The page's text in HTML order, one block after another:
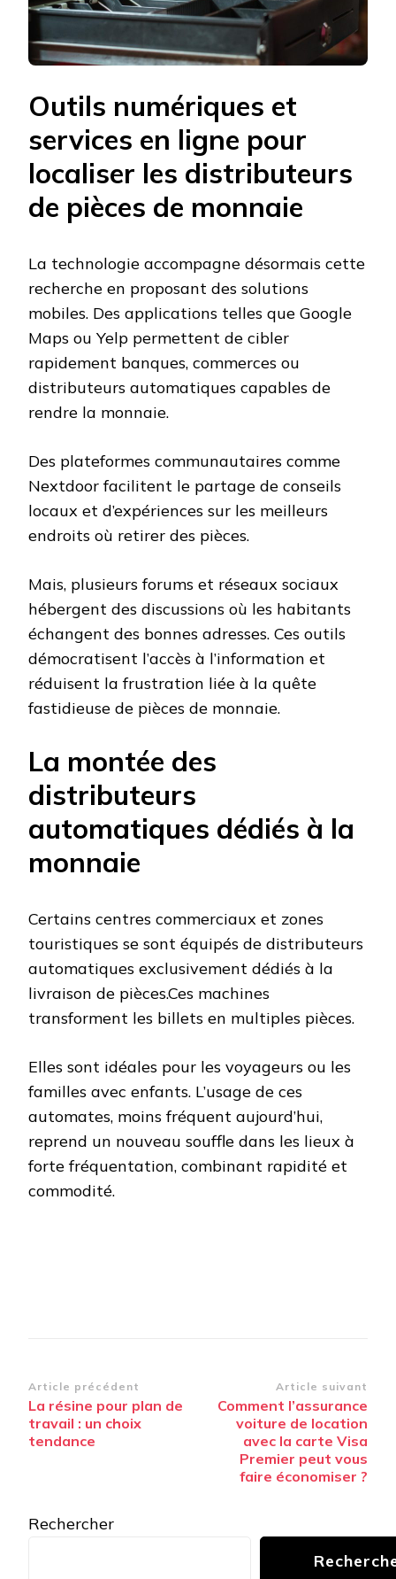
Outils numériques et
services en ligne pour
localiser les distributeurs
de pièces de monnaie
La technologie accompagne désormais cette
recherche en proposant des solutions
mobiles. Des applications telles que Google
Maps ou Yelp permettent de cibler
rapidement banques, commerces ou
distributeurs automatiques capables de
rendre la monnaie.
Des plateformes communautaires comme
Nextdoor facilitent le partage de conseils
locaux et d’expériences sur les meilleurs
endroits où retirer des pièces.
Mais, plusieurs forums et réseaux sociaux
hébergent des discussions où les habitants
échangent des bonnes adresses. Ces outils
démocratisent l’accès à l’information et
réduisent la frustration liée à la quête
fastidieuse de pièces de monnaie.
La montée des
distributeurs
automatiques dédiés à la
monnaie
Certains centres commerciaux et zones
touristiques se sont équipés de distributeurs
automatiques exclusivement dédiés à la
livraison de pièces.Ces machines
transforment les billets en multiples pièces.
Elles sont idéales pour les voyageurs ou les
familles avec enfants. L’usage de ces
automates, moins fréquent aujourd’hui,
reprend un nouveau souffle dans les lieux à
forte fréquentation, combinant rapidité et
commodité.
Navigation
d’article
Article précédent
La résine pour plan de
travail : un choix
tendance
Article suivant
Comment l’assurance
voiture de location
avec la carte Visa
Premier peut vous
faire économiser ?
Rechercher